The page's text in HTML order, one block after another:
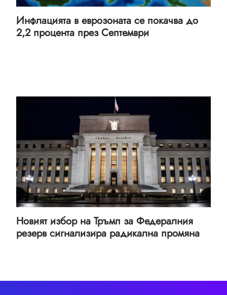
Инфлацията в еврозоната се покачва до
2,2 процента през Септември
Новият избор на Тръмп за Федералния
резерв сигнализира радикална промяна